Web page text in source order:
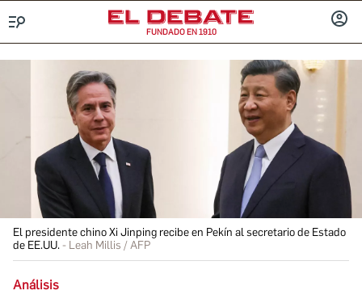
FUNDADO EN 1910
El presidente chino Xi Jinping recibe en Pekín al secretario de Estado
de EE.UU.
Leah Millis / AFP
Análisis